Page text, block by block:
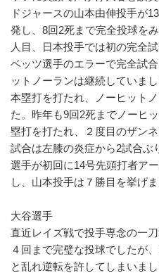
ドジャースの山本由伸投手が
発し、8回2死まで完全投球を
人目、日本投手では初の完全試
ベッツ選手のエラーで完全試
ットノーランは継続していま
本塁打を打たれ、ノーヒット
た。昨年も9回2死までノーヒ
塁打を打たれ、２度目のザンネ
試合は左膝の炎症から2試合ぶ
選手が初回に14号先頭打者ア
し、山本投手は７勝目を挙げま
大谷選手
直近レイズ戦で投手専念の一
４回まで完璧な投球でしたが
と乱れ逆転を許してしまいま